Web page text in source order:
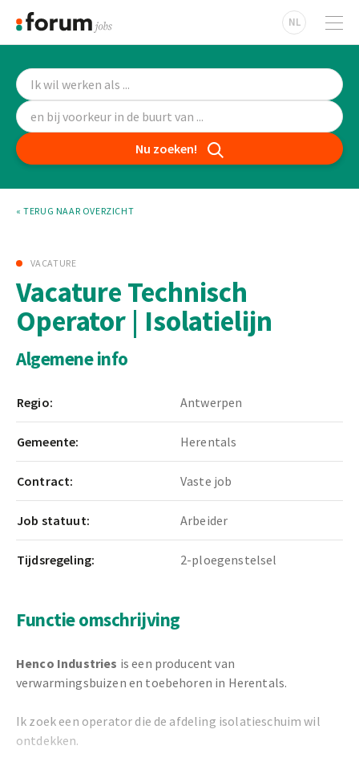
NL
Nu zoeken!
« TERUG NAAR OVERZICHT
VACATURE
Vacature Technisch
Operator | Isolatielijn
Algemene info
Regio: Antwerpen
Gemeente: Herentals
Contract: Vaste job
Job statuut: Arbeider
Tijdsregeling: 2-ploegenstelsel
Functie omschrijving
Henco Industries is een producent van
verwarmingsbuizen en toebehoren in Herentals.
Ik zoek een operator die de afdeling isolatieschuim wil
ontdekken.